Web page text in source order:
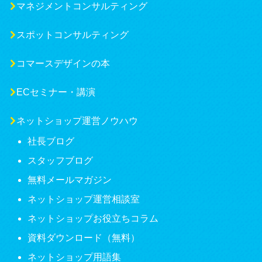
マネジメントコンサルティング
スポットコンサルティング
コマースデザインの本
ECセミナー・講演
ネットショップ運営ノウハウ
社長ブログ
スタッフブログ
無料メールマガジン
ネットショップ運営相談室
ネットショップお役立ちコラム
資料ダウンロード（無料）
ネットショップ用語集